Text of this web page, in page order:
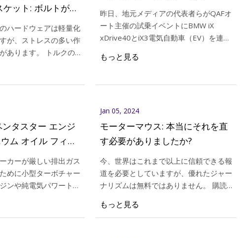
ット: ボルトが折
方法
ハードウェアは軽量化
が、ストレスの多い作
あります。 トルクの
とになる可能性があり
昨日、地元メディアの代表者らがQAFオ
ート主催の試乗イベントにBMW iX
xDrive40とiX3電気自動車（EV）を連れ
クスから始まり、以下のルートが含まれ
もっと見る
タスター エンジ
ム オイル フィル
グは、最後に必要
カーが厳しい排出ガス
めに小型ターボチャー
ンや純電気パワートレ
ー V6 は最後の一台の
Jan 05, 2024
モーターマウス: 本当にそれを直
す必要がありましたか?
今、世界はこれまで以上に信頼できる報
道を必要としていますが、優れたジャー
ナリズムは無料ではありません。 購読
トーを適切に設定すると、タイヤの寿命
もっと見る